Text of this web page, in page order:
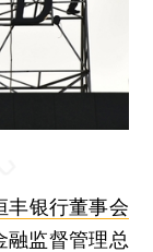
丰银行董事会
融监督管理总